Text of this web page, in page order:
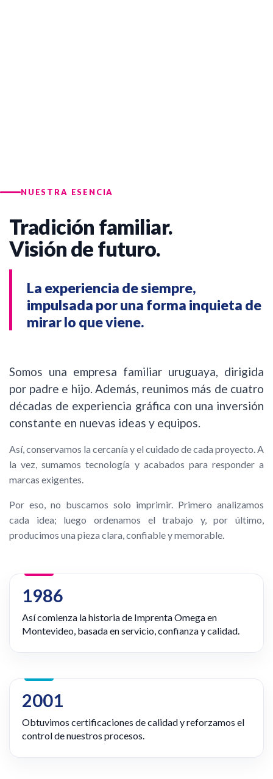
NUESTRA ESENCIA
Tradición familiar.
Visión de futuro.
La experiencia de siempre,
impulsada por una forma inquieta de
mirar lo que viene.
Somos una empresa familiar uruguaya, dirigida
por padre e hijo. Además, reunimos más de cuatro
décadas de experiencia gráfica con una inversión
constante en nuevas ideas y equipos.
Así, conservamos la cercanía y el cuidado de cada proyecto. A
la vez, sumamos tecnología y acabados para responder a
marcas exigentes.
Por eso, no buscamos solo imprimir. Primero analizamos
cada idea; luego ordenamos el trabajo y, por último,
producimos una pieza clara, confiable y memorable.
1986
Así comienza la historia de Imprenta Omega en
Montevideo, basada en servicio, confianza y calidad.
2001
Obtuvimos certificaciones de calidad y reforzamos el
control de nuestros procesos.